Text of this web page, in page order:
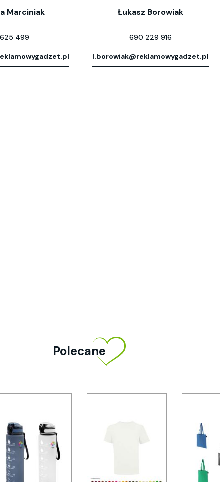
Marciniak
625 499
Łukasz Borowiak
690 229 916
l.borowiak@reklamowygadzet.pl
Polecane